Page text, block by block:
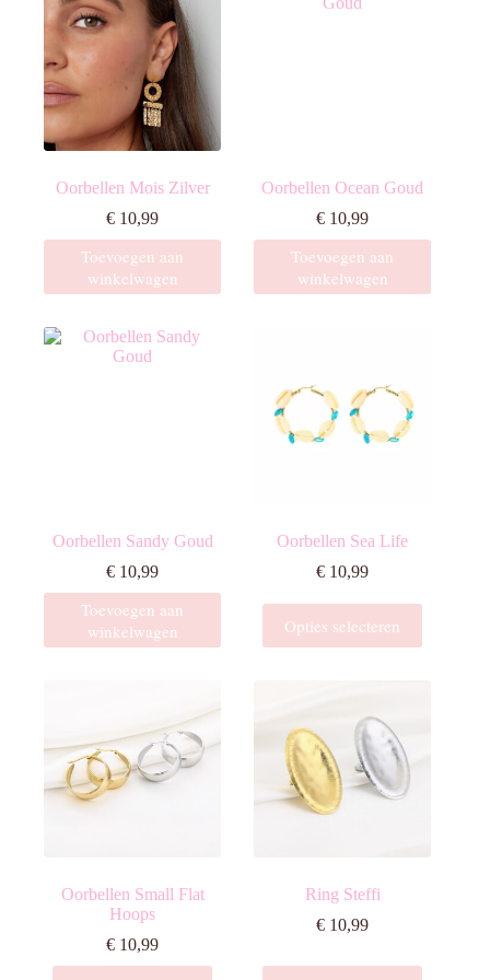
Oorbellen Mois Zilver
€ 10,99
Toevoegen aan
winkelwagen
Oorbellen Ocean Goud
€ 10,99
Toevoegen aan
winkelwagen
Oorbellen Sandy Goud
€ 10,99
Toevoegen aan
winkelwagen
Oorbellen Sea Life
€ 10,99
Opties selecteren
product
heeft
optie
kan
gekozen
worden
op
Oorbellen Small Flat
Hoops
€ 10,99
Ring Steffi
€ 10,99